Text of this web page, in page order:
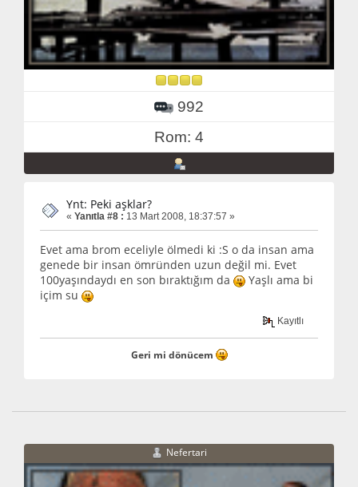
992
Rom: 4
Ynt: Peki aşklar?
« Yanıtla #8 : 13 Mart 2008, 18:37:57 »
Evet ama brom eceliyle ölmedi ki :S o da insan ama
genede bir insan ömründen uzun değil mi. Evet
100yaşındaydı en son bıraktığım da
Yaşlı ama bi
içim su
Kayıtlı
Geri mi dönücem
Nefertari